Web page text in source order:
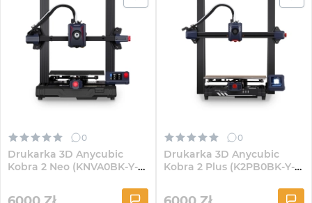
0
Drukarka 3D Anycubic
Kobra 2 Neo (KNVA0BK-Y-
0
Drukarka 3D Anycubic
Kobra 2 Plus (K2PB0BK-Y-